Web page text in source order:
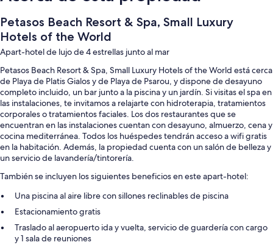
Petasos Beach Resort & Spa, Small Luxury
Hotels of the World
Apart-hotel de lujo de 4 estrellas junto al mar
Petasos Beach Resort & Spa, Small Luxury Hotels of the World está cerca
de Playa de Platis Gialos y de Playa de Psarou, y dispone de desayuno
completo incluido, un bar junto a la piscina y un jardín. Si visitas el spa en
las instalaciones, te invitamos a relajarte con hidroterapia, tratamientos
corporales o tratamientos faciales. Los dos restaurantes que se
encuentran en las instalaciones cuentan con desayuno, almuerzo, cena y
cocina mediterránea. Todos los huéspedes tendrán acceso a wifi gratis
en la habitación. Además, la propiedad cuenta con un salón de belleza y
un servicio de lavandería/tintorería.
También se incluyen los siguientes beneficios en este apart-hotel:
Una piscina al aire libre con sillones reclinables de piscina
Estacionamiento gratis
Traslado al aeropuerto ida y vuelta, servicio de guardería con cargo
y 1 sala de reuniones